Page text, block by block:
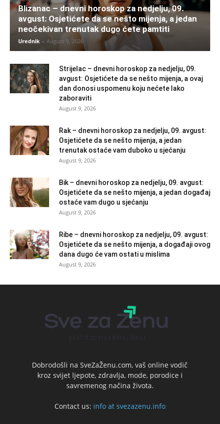
Blizanac – dnevni horoskop za nedjelju, 09.
avgust: Osjetićete da se nešto mijenja, a jedan
neočekivan trenutak dugo ćete pamtiti
Urednik - August 9, 2026
Strijelac – dnevni horoskop za nedjelju, 09.
avgust: Osjetićete da se nešto mijenja, a ovaj
dan donosi uspomenu koju nećete lako
zaboraviti
August 9, 2026
Rak – dnevni horoskop za nedjelju, 09. avgust:
Osjetićete da se nešto mijenja, a jedan
trenutak ostaće vam duboko u sjećanju
August 9, 2026
Bik – dnevni horoskop za nedjelju, 09. avgust:
Osjetićete da se nešto mijenja, a jedan događaj
ostaće vam dugo u sjećanju
August 9, 2026
Ribe – dnevni horoskop za nedjelju, 09. avgust:
Osjetićete da se nešto mijenja, a događaji ovog
dana dugo će vam ostati u mislima
August 9, 2026
Dobrodošli na SveZaŽenu.com, vaš online vodič
kroz svijet ljepote, zdravlja, mode, porodice i
savremenog načina života.
Contact us: info at svezazenu.info